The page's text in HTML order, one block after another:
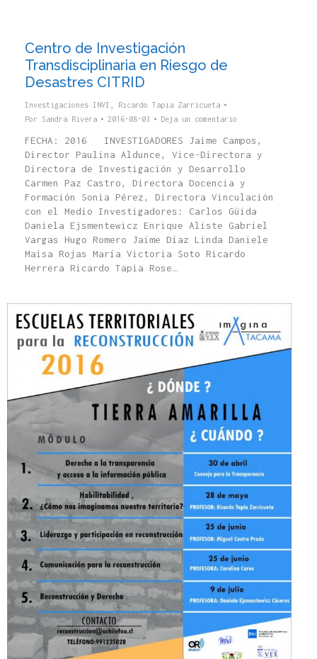
Centro de Investigación
Transdisciplinaria en Riesgo de
Desastres CITRID
Investigaciones INVI
Ricardo Tapia Zarricueta
Por Sandra Rivera 2016-08-03 Deja un comentario
FECHA: 2016 INVESTIGADORES Jaime Campos,
Director Paulina Aldunce, Vice-Directora y
Directora de Investigación y Desarrollo
Carmen Paz Castro, Directora Docencia y
Formación Sonia Pérez, Directora Vinculación
con el Medio Investigadores: Carlos Güida
Daniela Ejsmentewicz Enrique Aliste Gabriel
Vargas Hugo Romero Jaime Díaz Linda Daniele
Maisa Rojas María Victoria Soto Ricardo
Herrera Ricardo Tapia Rose…